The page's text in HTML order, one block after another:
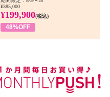
¥385,000
¥199,900(税込)
48%OFF